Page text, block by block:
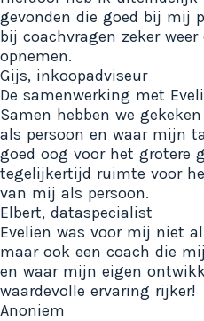
gevonden die goed bij mij
bij coachvragen zeker
opnemen.
Gijs, inkoopadviseur
De samenwerking met
Samen hebben we
als persoon en waar mijn
goed oog voor het grotere
tegelijkertijd ruimte voor
van mij als persoon.
Elbert, dataspecialist
Evelien was voor mij niet
maar ook een coach die
en waar mijn eigen
waardevolle ervaring rijker!
Anoniem